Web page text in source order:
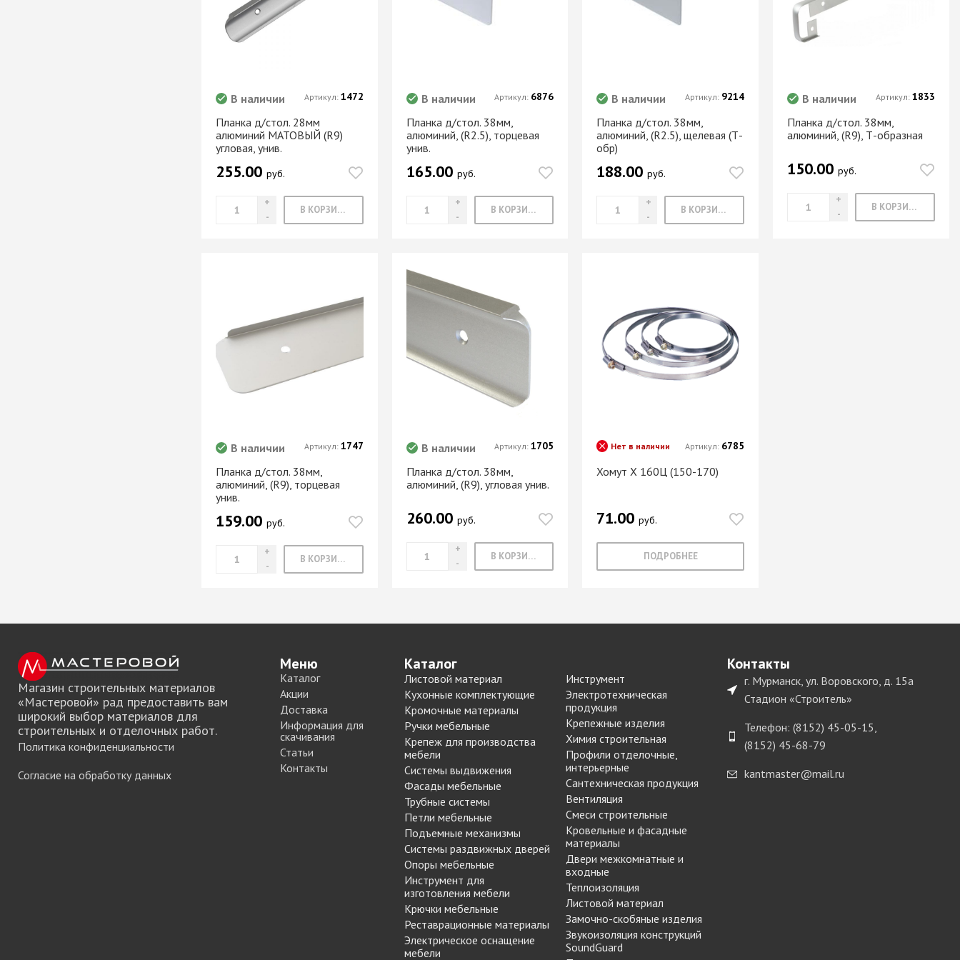
МАРКЕР МЕБЕЛЬНЫЙ
мебели
Штанги выдвижные,
брючницы
вентиляционные
мебельные
Клей-расплав
Планка д/стол. 28мм
алюминий МАТОВЫЙ (R9)
угловая, унив.
В наличии
255.00 руб.
В КОРЗИНУ
Артикул: 1472
Планка д/стол. 38мм,
алюминий, (R2.5), торцевая
унив.
В наличии
165.00 руб.
В КОРЗИНУ
Артикул: 6876
Планка д/стол. 38мм,
алюминий, (R2.5), щелевая (Т-
обр)
В наличии
188.00руб.
В КОРЗИНУ
Артикул: 9214
Планка д/стол. 38мм,
алюминий, (R9), Т-образная
В наличии
150.00руб.
В КОРЗИНУ
Артикул: 1833
Планка д/стол. 38мм,
алюминий, (R9), торцевая
унив.
В наличии
159.00 руб.
В КОРЗИНУ
Артикул: 1747
Планка д/стол. 38мм,
алюминий, (R9), угловая унив.
В наличии
260.00 руб.
В КОРЗИНУ
Артикул:1705
Хомут Х 160Ц (150-170)
Нет в наличии
71.00руб.
ПОДРОБНЕЕ
Артикул: 6785
Магазин строительных материалов
«Мастеровой» рад предоставить вам
широкий выбор материалов для
строительных и отделочных работ.
Политика конфиденциальности
Согласие на обработку данных
Меню
Каталог
Акции
Доставка
Информация для
скачивания
Статьи
Контакты
Каталог
Листовой материал
Кухонные комплектующие
Кромочные материалы
Ручки мебельные
Крепеж для производства
мебели
Системы выдвижения
Фасады мебельные
Трубные системы
Петли мебельные
Подъемные механизмы
Системы раздвижных дверей
Опоры мебельные
Инструмент для
изготовления мебели
Крючки мебельные
Реставрационные материалы
Электрическое оснащение
мебели
Инструмент
Электротехническая
продукция
Крепежные изделия
Химия строительная
Профили отделочные,
интерьерные
Сантехническая продукция
Вентиляция
Смеси строительные
Кровельные и фасадные
материалы
Двери межкомнатные и
входные
Теплоизоляция
Листовой материал
Замочно-скобяные изделия
Звукоизоляция конструкций
SoundGuard
Контакты
г. Мурманск, ул. Воровского, д. 15а
Стадион «Строитель»
Телефон: (8152) 45-05-15,
(8152) 45-68-79
kantmaster@mail.ru